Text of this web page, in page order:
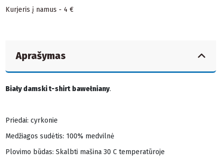
Kurjeris į namus - 4 €
Aprašymas
Biały damski t-shirt bawełniany.
Priedai: cyrkonie
Medžiagos sudėtis: 100% medvilnė
Plovimo būdas: Skalbti mašina 30 C temperatūroje